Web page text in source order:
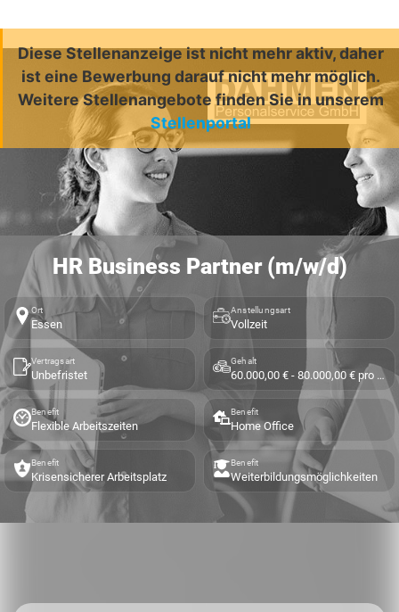
Diese Stellenanzeige ist nicht mehr aktiv, daher
ist eine Bewerbung darauf nicht mehr möglich.
Weitere Stellenangebote finden Sie in unserem
Stellenportal
HR Business Partner (m/w/d)
Ort
Essen
Anstellungsart
Vollzeit
Vertragsart
Unbefristet
Gehalt
60.000,00 € - 80.000,00 € pro Jahr
Benefit
Flexible Arbeitszeiten
Benefit
Home Office
Benefit
Krisensicherer Arbeitsplatz
Benefit
Weiterbildungsmöglichkeiten